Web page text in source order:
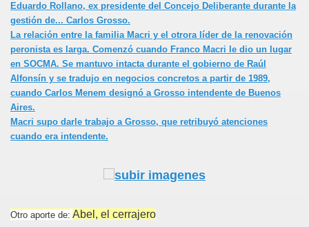
Eduardo Rollano, ex presidente del Concejo Deliberante durante la
gestión de... Carlos Grosso.
La relación entre la familia Macri y el otrora líder de la renovación
peronista es larga. Comenzó cuando Franco Macri le dio un lugar
en SOCMA. Se mantuvo intacta durante el gobierno de Raúl
Alfonsín y se tradujo en negocios concretos a partir de 1989,
cuando Carlos Menem designó a Grosso intendente de Buenos
Aires.
Macri supo darle trabajo a Grosso, que retribuyó atenciones
cuando era intendente.
Otro aporte de: Abel, el cerrajero